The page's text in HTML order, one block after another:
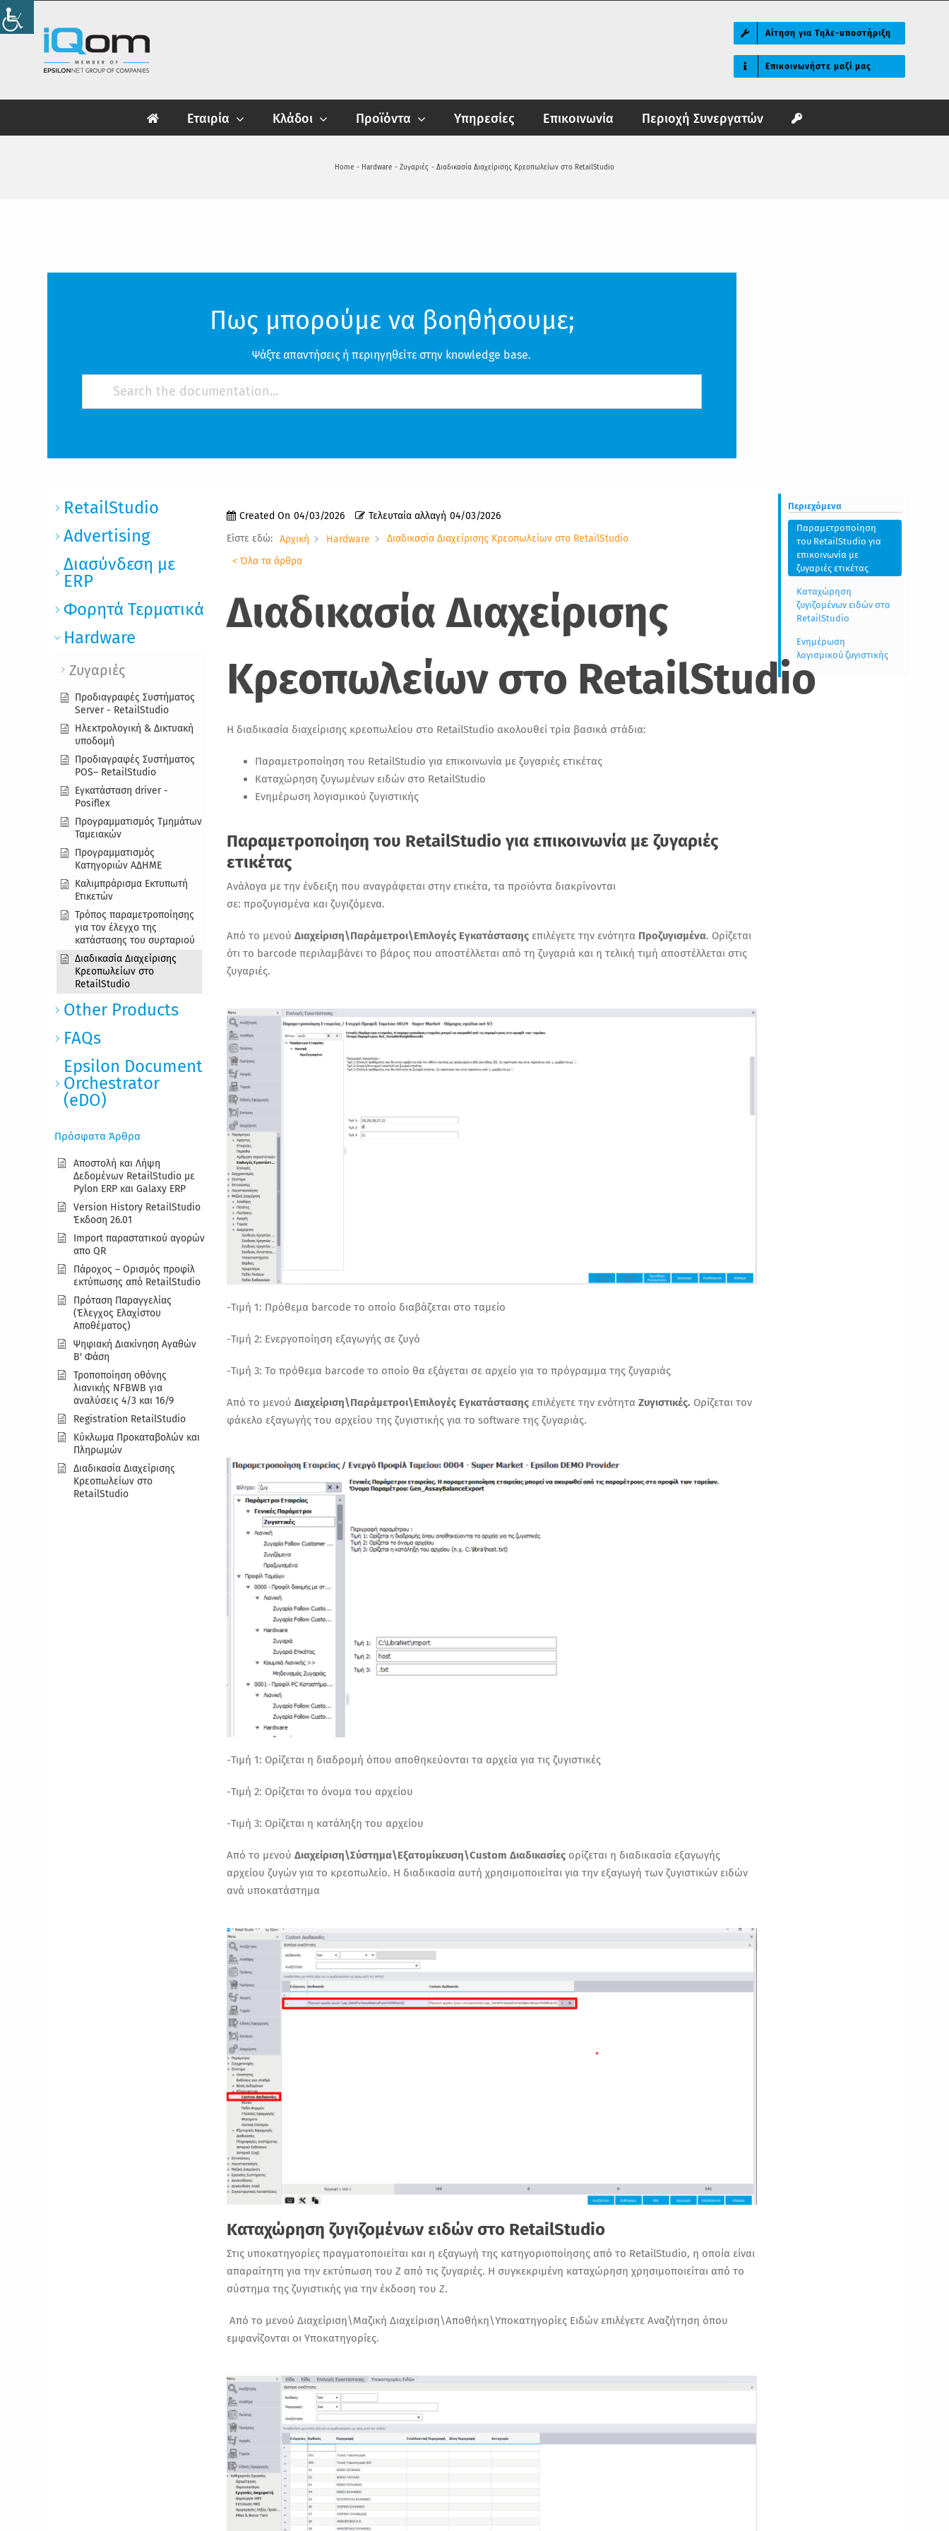
Skip
to
Αίτηση για Τηλε-υποστήριξη
Επικοινωνήστε μαζί μας
Εταιρία Κλάδοι Προϊόντα Υπηρεσίες Επικοινωνία Περιοχή Συνεργατών
Home Hardware Ζυγαριές Διαδικασία Διαχείρισης Κρεοπωλείων στο RetailStudio
Πως μπορούμε να βοηθήσουμε;
Ψάξτε απαντήσεις ή περιηγηθείτε στην knowledge base.
RetailStudio
Advertising
Διασύνδεση με
ERP
Φορητά Τερματικά
Hardware
Ζυγαριές
Προδιαγραφές Συστήματος
Server - RetailStudio
Ηλεκτρολογική & Δικτυακή
υποδομή
Προδιαγραφές Συστήματος
POS– RetailStudio
Εγκατάσταση driver -
Posiflex
Προγραμματισμός Τμημάτων
Ταμειακών
Προγραμματισμός
Κατηγοριών ΑΔΗΜΕ
Καλιμπράρισμα Εκτυπωτή
Ετικετών
Τρόπος παραμετροποίησης
για τον έλεγχο της
κατάστασης του συρταριού
Διαδικασία Διαχείρισης
Κρεοπωλείων στο
RetailStudio
Other Products
FAQs
Epsilon Document
Orchestrator
(eDO)
Πρόσφατα Άρθρα
Αποστολή και Λήψη
Δεδομένων RetailStudio με
Pylon ERP και Galaxy ERP
Version History RetailStudio
Έκδοση 26.01
Import παραστατικού αγορών
απο QR
Πάροχος – Ορισμός προφίλ
εκτύπωσης από RetailStudio
Πρόταση Παραγγελίας
(Έλεγχος Ελαχίστου
Αποθέματος)
Ψηφιακή Διακίνηση Αγαθών
Β' Φάση
Τροποποίηση οθόνης
λιανικής ΝFBWB για
αναλύσεις 4/3 και 16/9
Registration RetailStudio
Κύκλωμα Προκαταβολών και
Πληρωμών
Διαδικασία Διαχείρισης
Κρεοπωλείων στο
RetailStudio
Created On 04/03/2026 Τελευταία αλλαγή 04/03/2026
Είστε εδώ:
Αρχική Hardware
Διαδικασία Διαχείρισης Κρεοπωλείων στο RetailStudio
< Όλα τα άρθρα
ΔιαδικασίαΔιαχείρισης
Κρεοπωλείων στο RetailStudio
Η διαδικασία διαχείρισης κρεοπωλείου στο RetailStudio ακολουθεί τρία βασικά στάδια:
Παραμετροποίηση του RetailStudio για επικοινωνία με ζυγαριές ετικέτας
Καταχώρησηζυγωμένων ειδών στο RetailStudio
Ενημέρωση λογισμικού ζυγιστικής
Παραμετροποίηση του RetailStudioγια επικοινωνία με ζυγαριές
ετικέτας
Ανάλογα με την ένδειξη που αναγράφεται στην ετικέτα, τα προϊόντα διακρίνονται
σε:προζυγισμένα καιζυγιζόμενα.
Από το μενούΔιαχείριση\Παράμετροι\Επιλογές Εγκατάστασης επιλέγετε την ενότητα Προζυγισμένα. Ορίζεται
ότι το barcode περιλαμβάνει το βάρος που αποστέλλεται από τη ζυγαριά και η τελική τιμή αποστέλλεται στις
ζυγαριές.
-Τιμή 1: Πρόθεμα barcode το οποίο διαβάζεται στο ταμείο
-Τιμή 2: Ενεργοποίηση εξαγωγής σε ζυγό
-Τιμή 3: Το πρόθεμα barcode το οποίο θα εξάγεται σε αρχείο για το πρόγραμμα της ζυγαριάς
Από το μενού Διαχείριση\Παράμετροι\Επιλογές Εγκατάστασης επιλέγετε την ενότητα Ζυγιστικές. Ορίζεται τον
φάκελο εξαγωγής του αρχείου της ζυγιστικής για τοsoftware της ζυγαριάς.
-Τιμή 1: Ορίζεται η διαδρομή όπου αποθηκεύονται τα αρχεία για τις ζυγιστικές
-Τιμή 2: Ορίζεται το όνομα του αρχείου
-Τιμή 3: Ορίζεται η κατάληξη του αρχείου
Από το μενούΔιαχείριση\Σύστημα\Εξατομίκευση\Custom Διαδικασίες ορίζεται η διαδικασία εξαγωγής
αρχείου ζυγών για το κρεοπωλείο. Η διαδικασία αυτή χρησιμοποιείται για την εξαγωγή των ζυγιστικών ειδών
ανά υποκατάστημα
Καταχώρηση ζυγιζομένων ειδών στο RetailStudio
Στις υποκατηγορίες πραγματοποιείται και η εξαγωγή της κατηγοριοποίησης από το RetailStudio, η οποία είναι
απαραίτητη για την εκτύπωση του Ζ από τις ζυγαριές. Η συγκεκριμένη καταχώρηση χρησιμοποιείται από το
σύστημα της ζυγιστικής για την έκδοση του Ζ.
Από το μενούΔιαχείριση\Μαζική Διαχείριση\Αποθήκη\Υποκατηγορίες Ειδών επιλέγετε Αναζήτηση όπου
εμφανίζονται οι Υποκατηγορίες.
Περιεχόμενα
Παραμετροποίηση
του RetailStudio για
επικοινωνία με
ζυγαριές ετικέτας
Καταχώρηση
ζυγιζομένων ειδών στο
RetailStudio
Ενημέρωση
λογισμικού ζυγιστικής